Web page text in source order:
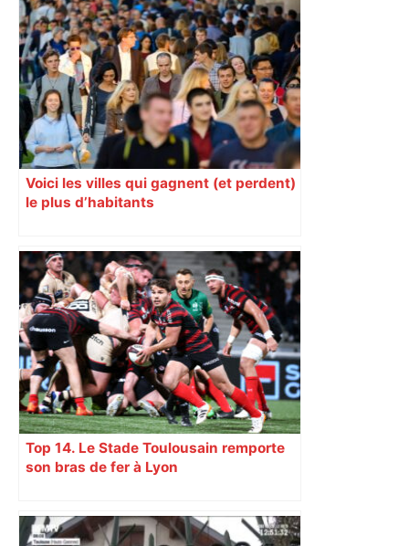
Voici les villes qui gagnent (et perdent)
le plus d’habitants
Top 14. Le Stade Toulousain remporte
son bras de fer à Lyon